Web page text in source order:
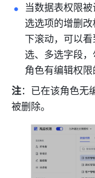
当数据表权限
选选项的增删
下滚动，可以
选、多选字段
角色有编辑权限
注：已在该角色无
被删除。